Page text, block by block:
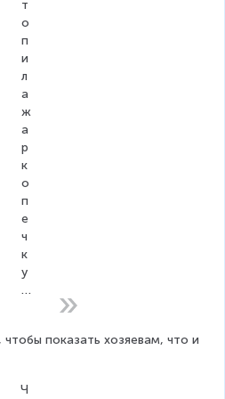
т
о
п
и
л
а
ж
а
р
к
о
п
е
ч
к
у
…
показать хозяевам, что и
Ч